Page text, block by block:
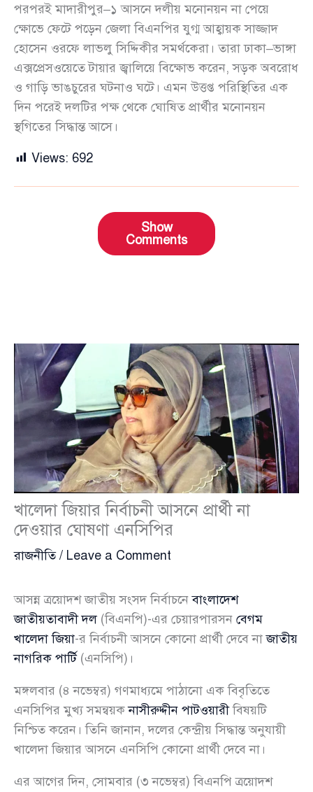
পরপরই মাদারীপুর–১ আসনে দলীয় মনোনয়ন না পেয়ে
ক্ষোভে ফেটে পড়েন জেলা বিএনপির যুগ্ম আহ্বায়ক সাজ্জাদ
হোসেন ওরফে লাভলু সিদ্দিকীর সমর্থকেরা। তারা ঢাকা–ভাঙ্গা
এক্সপ্রেসওয়েতে টায়ার জ্বালিয়ে বিক্ষোভ করেন, সড়ক অবরোধ
ও গাড়ি ভাঙচুরের ঘটনাও ঘটে। এমন উত্তপ্ত পরিস্থিতির এক
দিন পরেই দলটির পক্ষ থেকে ঘোষিত প্রার্থীর মনোনয়ন
স্থগিতের সিদ্ধান্ত আসে।
Views: 692
Show
Comments
খালেদা জিয়ার নির্বাচনী আসনে প্রার্থী না
দেওয়ার ঘোষণা এনসিপির
রাজনীতি/ Leave a Comment
আসন্ন ত্রয়োদশ জাতীয় সংসদ নির্বাচনেবাংলাদেশ
জাতীয়তাবাদী দল(বিএনপি)-এর চেয়ারপারসন বেগম
খালেদা জিয়া-র নির্বাচনী আসনে কোনো প্রার্থী দেবে নাজাতীয়
নাগরিক পার্টি(এনসিপি)।
মঙ্গলবার (৪ নভেম্বর) গণমাধ্যমে পাঠানো এক বিবৃতিতে
এনসিপির মুখ্য সমন্বয়কনাসীরুদ্দীন পাটওয়ারীবিষয়টি
নিশ্চিত করেন। তিনি জানান, দলের কেন্দ্রীয় সিদ্ধান্ত অনুযায়ী
খালেদা জিয়ার আসনে এনসিপি কোনো প্রার্থী দেবে না।
এর আগের দিন, সোমবার (৩ নভেম্বর) বিএনপি ত্রয়োদশ